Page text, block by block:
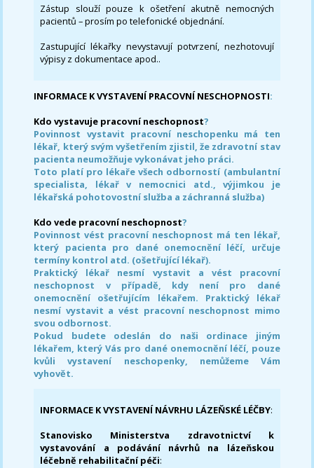
Zástup slouží pouze k ošetření akutně nemocných
pacientů – prosím po telefonické objednání.
Zastupující lékařky nevystavují potvrzení, nezhotovují
výpisy z dokumentace apod..
INFORMACE K VYSTAVENÍ PRACOVNÍ NESCHOPNOSTI:
Kdo vystavuje pracovní neschopnost?
Povinnost vystavit pracovní neschopenku má ten
lékař, který svým vyšetřením zjistil, že zdravotní stav
pacienta neumožňuje vykonávat jeho práci.
Toto platí pro lékaře všech odborností (ambulantní
specialista, lékař v nemocnici atd., výjimkou je
lékařská pohotovostní služba a záchranná služba)
Kdo vede pracovní neschopnost?
Povinnost vést pracovní neschopnost má ten lékař,
který pacienta pro dané onemocnění léčí, určuje
termíny kontrol atd. (ošetřující lékař).
Praktický lékař nesmí vystavit a vést pracovní
neschopnost v případě, kdy není pro dané
onemocnění ošetřujícím lékařem. Praktický lékař
nesmí vystavit a vést pracovní neschopnost mimo
svou odbornost.
Pokud budete odeslán do naši ordinace jiným
lékařem, který Vás pro dané onemocnění léčí, pouze
kvůli vystavení neschopenky, nemůžeme Vám
vyhovět.
INFORMACE K VYSTAVENÍ NÁVRHU LÁZEŇSKÉ LÉČBY:
Stanovisko Ministerstva zdravotnictví k
vystavování a podávání návrhů na lázeňskou
léčebně rehabilitační péči: